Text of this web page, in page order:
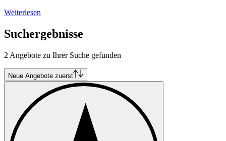
Weiterlesen
Suchergebnisse
2 Angebote zu Ihrer Suche gefunden
Neue Angebote zuerst